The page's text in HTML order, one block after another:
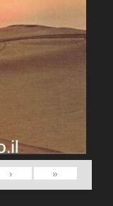
«
‹